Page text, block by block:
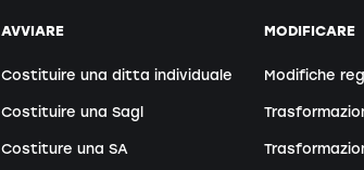
AVVIARE
Costituire una ditta individuale
Costituire una Sagl
Costiture una SA
MODIFICARE
Modifiche